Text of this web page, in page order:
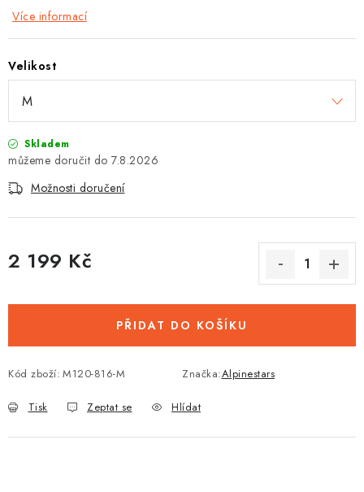
Více informací
Velikost
Skladem
7.8.2026
Možnosti doručení
2 199 Kč
PŘIDAT DO KOŠÍKU
Kód zboží: M120-816-M Značka:Alpinestars
Tisk Zeptat se Hlídat